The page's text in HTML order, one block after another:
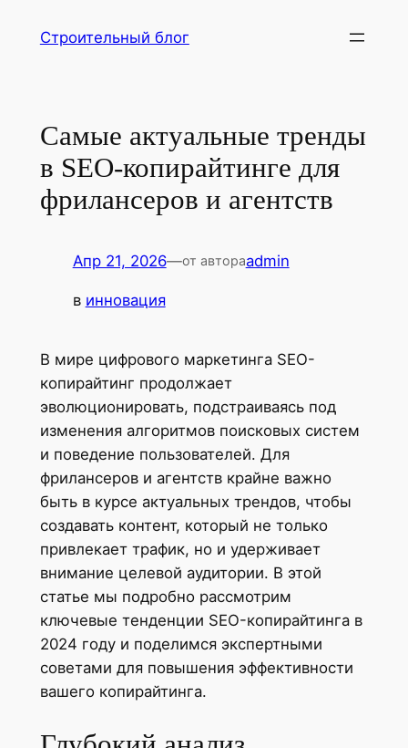
Строительный блог
Самые актуальные тренды
в SEO-копирайтинге для
фрилансеров и агентств
Апр 21, 2026—от автораadmin
в инновация
В мире цифрового маркетинга SEO-
копирайтинг продолжает
эволюционировать, подстраиваясь под
изменения алгоритмов поисковых систем
и поведение пользователей. Для
фрилансеров и агентств крайне важно
быть в курсе актуальных трендов, чтобы
создавать контент, который не только
привлекает трафик, но и удерживает
внимание целевой аудитории. В этой
статье мы подробно рассмотрим
ключевые тенденции SEO-копирайтинга в
2024 году и поделимся экспертными
советами для повышения эффективности
вашего копирайтинга.